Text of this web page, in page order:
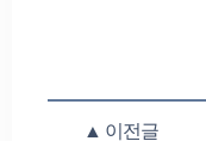
▲ 이전글